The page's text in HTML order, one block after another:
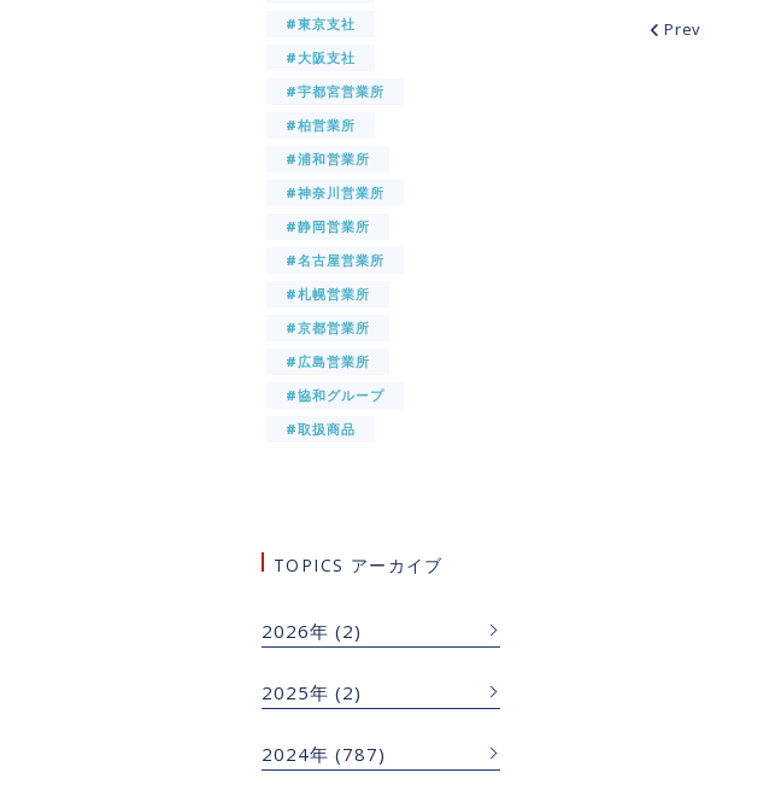
#東京支社
#大阪支社
#宇都宮営業所
#柏営業所
#浦和営業所
#神奈川営業所
#静岡営業所
#名古屋営業所
#札幌営業所
#京都営業所
#広島営業所
#協和グループ
#取扱商品
TOPICS アーカイブ
2026年 (2)
2025年 (2)
2024年 (787)
Prev